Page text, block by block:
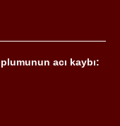
acı kaybı: